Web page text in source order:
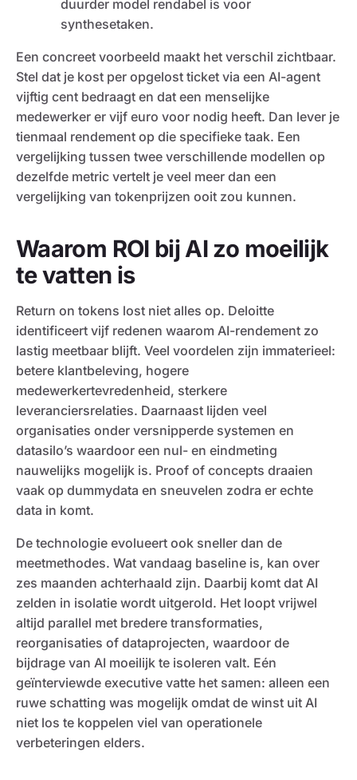
duurder model rendabel is voor
synthesetaken.
Een concreet voorbeeld maakt het verschil zichtbaar.
Stel dat je kost per opgelost ticket via een AI-agent
vijftig cent bedraagt en dat een menselijke
medewerker er vijf euro voor nodig heeft. Dan lever je
tienmaal rendement op die specifieke taak. Een
vergelijking tussen twee verschillende modellen op
dezelfde metric vertelt je veel meer dan een
vergelijking van tokenprijzen ooit zou kunnen.
Waarom ROI bij AI zo moeilijk
te vatten is
Return on tokens lost niet alles op. Deloitte
identificeert vijf redenen waarom AI-rendement zo
lastig meetbaar blijft. Veel voordelen zijn immaterieel:
betere klantbeleving, hogere
medewerkertevredenheid, sterkere
leveranciersrelaties. Daarnaast lijden veel
organisaties onder versnipperde systemen en
datasilo’s waardoor een nul- en eindmeting
nauwelijks mogelijk is. Proof of concepts draaien
vaak op dummydata en sneuvelen zodra er echte
data in komt.
De technologie evolueert ook sneller dan de
meetmethodes. Wat vandaag baseline is, kan over
zes maanden achterhaald zijn. Daarbij komt dat AI
zelden in isolatie wordt uitgerold. Het loopt vrijwel
altijd parallel met bredere transformaties,
reorganisaties of dataprojecten, waardoor de
bijdrage van AI moeilijk te isoleren valt. Eén
geïnterviewde executive vatte het samen: alleen een
ruwe schatting was mogelijk omdat de winst uit AI
niet los te koppelen viel van operationele
verbeteringen elders.